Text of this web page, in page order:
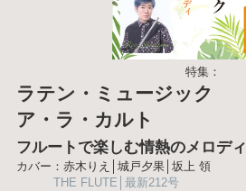
特集：
ラテン・ミュージック
ア・ラ・カルト
フルートで楽しむ情熱のメロディ
カバー：赤木りえ│城戸夕果│坂上 領
THE FLUTE│最新212号